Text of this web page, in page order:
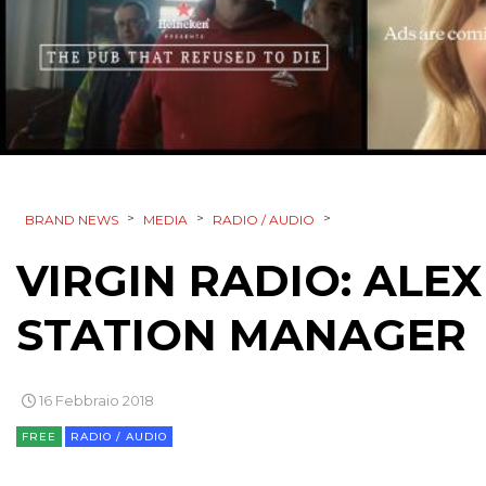
BRAND NEWS > MEDIA > RADIO / AUDIO >
VIRGIN RADIO:
STATION MANAGER
16 Febbraio 2018
FREE RADIO / AUDIO